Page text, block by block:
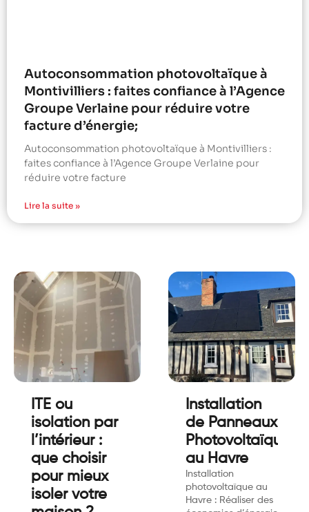
Autoconsommation photovoltaïque à
Montivilliers : faites confiance à l’Agence
Groupe Verlaine pour réduire votre
facture d’énergie;
Autoconsommation photovoltaïque à Montivilliers :
faites confiance à l’Agence Groupe Verlaine pour
réduire votre facture
Lire la suite »
ITE ou
isolation par
l’intérieur :
que choisir
pour mieux
isoler votre
Installation
de Panneaux
Photovoltaïque
au Havre
Installation
photovoltaïque au
Havre : Réaliser des